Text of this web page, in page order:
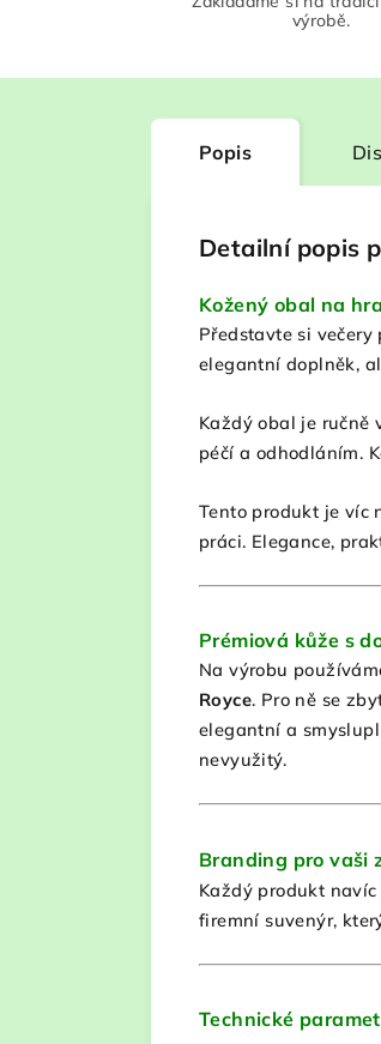
výrobě.
Popis
Detailní popis
Kožený obal na
Představte si
elegantní doplněk,
Každý obal je ručně
péčí a odhodláním.
Tento produkt je víc
práci. Elegance,
Prémiová kůže s
Na výrobu
Royce. Pro ně se
elegantní a
nevyužitý.
Branding pro vaši
Každý produkt
firemní suvenýr,
Technické